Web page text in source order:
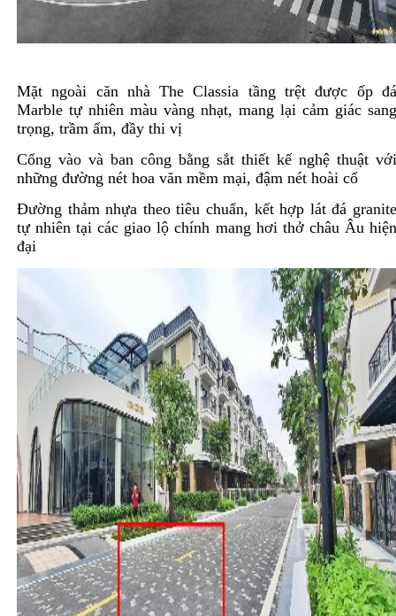
Mặt ngoài căn nhà The Classia tầng trệt được ốp
Marble tự nhiên màu vàng nhạt, mang lại cảm giác
trọng, trầm ấm, đầy thi vị
Cổng vào và ban công bằng sắt thiết kế nghệ thuật
những đường nét hoa văn mềm mại, đậm nét hoài cổ
Đường thảm nhựa theo tiêu chuẩn, kết hợp lát đá
tự nhiên tại các giao lộ chính mang hơi thở châu Âu
đại